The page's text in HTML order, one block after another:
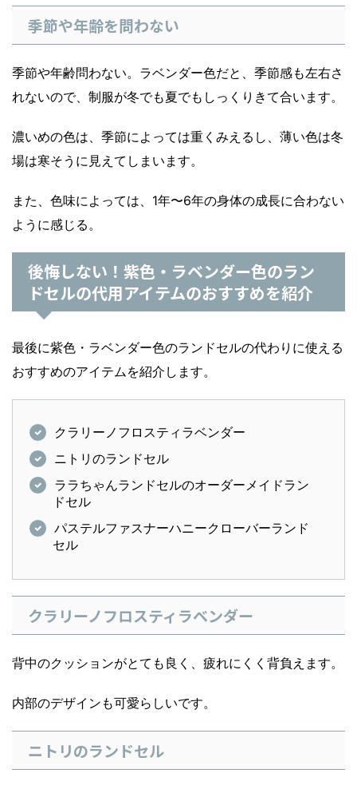
季節や年齢を問わない
季節や年齢問わない。ラベンダー色だと、季節感も左右さ
れないので、制服が冬でも夏でもしっくりきて合います。
濃いめの色は、季節によっては重くみえるし、薄い色は冬
場は寒そうに見えてしまいます。
また、色味によっては、1年〜6年の身体の成長に合わない
ように感じる。
後悔しない！紫色・ラベンダー色のラン
ドセルの代用アイテムのおすすめを紹介
最後に紫色・ラベンダー色のランドセルの代わりに使える
おすすめのアイテムを紹介します。
クラリーノフロスティラベンダー
ニトリのランドセル
ララちゃんランドセルのオーダーメイドラン
ドセル
パステルファスナーハニークローバーランド
セル
クラリーノフロスティラベンダー
背中のクッションがとても良く、疲れにくく背負えます。
内部のデザインも可愛らしいです。
ニトリのランドセル